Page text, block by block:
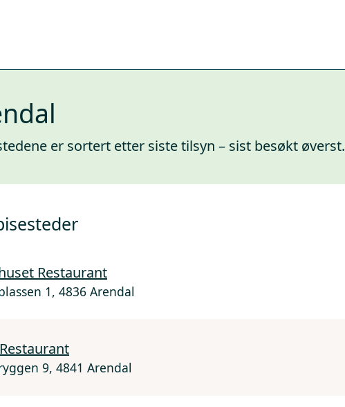
er sortert etter siste tilsyn – sist besøkt øverst.
Restaurant
1, 4836 Arendal
9, 4841 Arendal